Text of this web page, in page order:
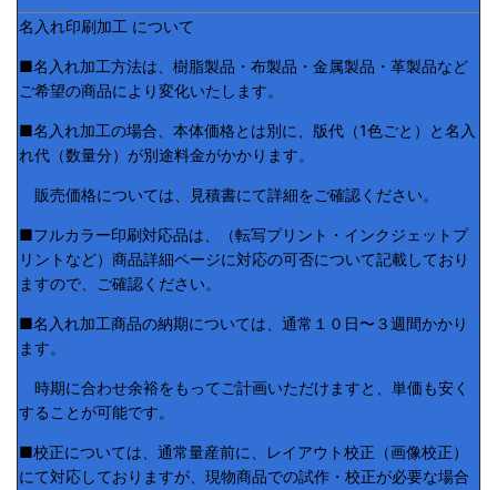
名入れ印刷加工 について
■名入れ加工方法は、樹脂製品・布製品・金属製品・革製品など
ご希望の商品により変化いたします。
■名入れ加工の場合、本体価格とは別に、版代（1色ごと）と名入
れ代（数量分）が別途料金がかかります。
販売価格については、見積書にて詳細をご確認ください。
■フルカラー印刷対応品は、（転写プリント・インクジェットプ
リントなど）商品詳細ページに対応の可否について記載しており
ますので、ご確認ください。
■名入れ加工商品の納期については、通常１０日〜３週間かかり
ます。
時期に合わせ余裕をもってご計画いただけますと、単価も安く
することが可能です。
■校正については、通常量産前に、レイアウト校正（画像校正）
にて対応しておりますが、現物商品での試作・校正が必要な場合